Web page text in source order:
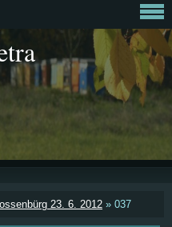
23. 6. 2012 » 037